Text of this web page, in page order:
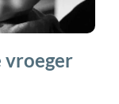
vroeger